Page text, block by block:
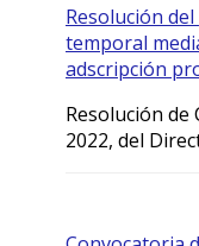
Resolución
temporal
adscripción
Resolución de
2022, del